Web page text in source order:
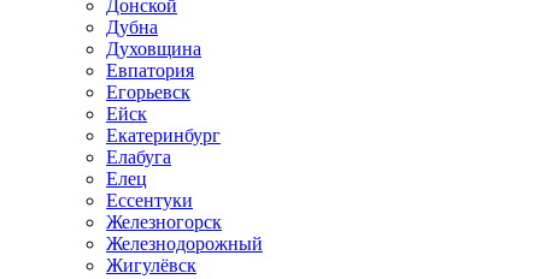
Донской
Дубна
Духовщина
Евпатория
Егорьевск
Ейск
Екатеринбург
Елабуга
Елец
Ессентуки
Железногорск
Железнодорожный
Жигулёвск